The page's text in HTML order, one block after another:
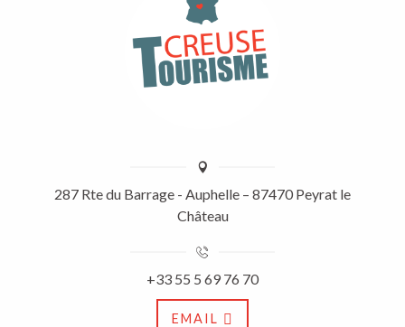
287 Rte du Barrage - Auphelle – 87470 Peyrat le
Château
+33 55 5 69 76 70
EMAIL